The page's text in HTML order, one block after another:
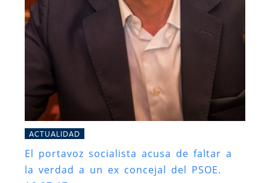
ACTUALIDAD
El portavoz socialista acusa de faltar a
la verdad a un ex concejal del PSOE.